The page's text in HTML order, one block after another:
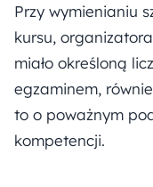
Przy wymienianiu
kursu,
miało określoną
egzaminem,
to o poważnym
kompetencji.